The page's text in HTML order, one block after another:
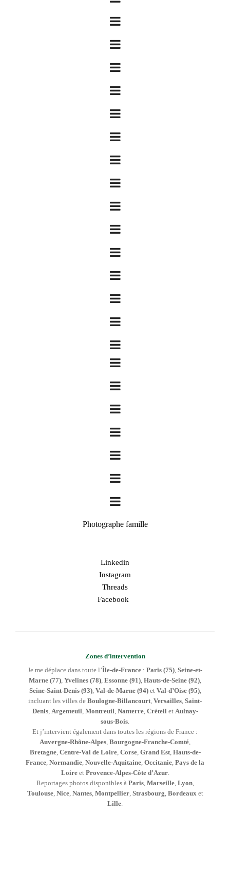
Photographe famille
Linkedin
Instagram
Threads
Facebook
Zones d’intervention
Je me déplace dans toute l’Île-de-France : Paris (75), Seine-et-
Marne (77), Yvelines (78), Essonne (91), Hauts-de-Seine (92),
Seine-Saint-Denis (93), Val-de-Marne (94)et Val-d’Oise (95),
incluant les villes de Boulogne-Billancourt, Versailles, Saint-
Denis, Argenteuil, Montreuil, Nanterre, Créteilet Aulnay-
sous-Bois.
Et j’intervient également dans toutes les régions de France :
Auvergne-Rhône-Alpes, Bourgogne-Franche-Comté,
Bretagne, Centre-Val de Loire, Corse, Grand Est, Hauts-de-
France, Normandie, Nouvelle-Aquitaine, Occitanie, Pays de la
Loireet Provence-Alpes-Côte d’Azur.
Reportages photos disponibles à Paris, Marseille, Lyon,
Toulouse, Nice, Nantes, Montpellier, Strasbourg, Bordeauxet
Lille.